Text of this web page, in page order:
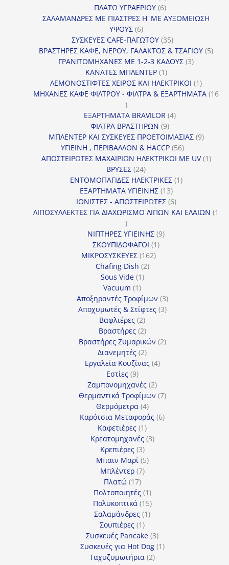
προϊόν
ΠΛΑΤΩ ΥΓΡΑΕΡΙΟΥ 66
προϊόντα
ΣΑΛΑΜΑΝΔΡΕΣ ΜΕ ΠΙΑΣΤΡΕΣ Η' ΜΕ ΑΥΞΟΜΕΙΩΣΗ
ΥΨΟΥΣ 66
προϊόντα
ΣΥΣΚΕΥΕΣ CAFE-ΠΑΓΩΤΟΥ 3535
προϊόντα
ΒΡΑΣΤΗΡΕΣ ΚΑΦΕ, ΝΕΡΟΥ, ΓΑΛΑΚΤΟΣ & ΤΣΑΓΙΟΥ 55
ΓΡΑΝΙΤΟΜΗΧΑΝΕΣ ΜΕ 1-2-3 ΚΑΔΟΥΣ 33
ΚΑΝΑΤΕΣ ΜΠΛΕΝΤΕΡ 11
προϊόν
ΛΕΜΟΝΟΣΤΙΦΤΕΣ ΧΕΙΡΟΣ ΚΑΙ ΗΛΕΚΤΡΙΚΟΙ 11
προϊόν
ΜΗΧΑΝΕΣ ΚΑΦΕ ΦΙΛΤΡΟΥ - ΦΙΛΤΡΑ & ΕΞΑΡΤΗΜΑΤΑ 16
16
προϊόντα
ΕΞΑΡΤΗΜΑΤΑ BRAVILOR 44
ΦΙΛΤΡΑ ΒΡΑΣΤΗΡΩΝ 99
προϊόντα
ΜΠΛΕΝΤΕΡ ΚΑΙ ΣΥΣΚΕΥΕΣ ΠΡΟΕΤΟΙΜΑΣΙΑΣ 99
ΥΓΙΕΙΝΗ , ΠΕΡΙΒΑΛΛΟΝ & HACCP 5656
προϊόντα
ΑΠΟΣΤΕΙΡΩΤΕΣ ΜΑΧΑΙΡΙΩΝ ΗΛΕΚΤΡΙΚΟΙ ΜΕ UV 11
ΒΡΥΣΕΣ 2424
προϊόντα
ΕΝΤΟΜΟΠΑΓΙΔΕΣ ΗΛΕΚΤΡΙΚΕΣ 11
ΕΞΑΡΤΗΜΑΤΑ ΥΓΙΕΙΝΗΣ 1313
προϊόντα
ΙΟΝΙΣΤΕΣ - ΑΠΟΣΤΕΙΡΩΤΕΣ 66
προϊόντα
ΛΙΠΟΣΥΛΛΕΚΤΕΣ ΓΙΑ ΔΙΑΧΩΡΙΣΜΟ ΛΙΠΩΝ ΚΑΙ ΕΛΑΙΩΝ 1
1
προϊόν
ΝΙΠΤΗΡΕΣ ΥΓΙΕΙΝΗΣ 99
ΣΚΟΥΠΙΔΟΦΑΓΟΙ 11
ΜΙΚΡΟΣΥΣΚΕΥΕΣ 162162
Chafing Dish 22
Sous Vide 11
Vacuum 11
προϊόν
Αποξηραντές Τροφίμων 33
προϊόντα
Αποχυμωτές & Στίφτες 33
Βαφλιέρες 22
προϊόντα
Βραστήρες 22
προϊόντα
Βραστήρες Ζυμαρικών 22
Διανεμητές 22
προϊόντα
Εργαλεία Κουζίνας 44
Εστίες 99
προϊόντα
Ζαμπονομηχανές 22
προϊόντα
Θερμαντικά Τροφίμων 77
Θερμόμετρα 44
προϊόντα
Καρότσια Μεταφοράς 66
Καφετιέρες 11
προϊόν
Κρεατομηχανές 33
Κρεπιέρες 33
προϊόντα
Μπαιν Μαρί 55
Μπλέντερ 77
Πλατώ 1717
προϊόντα
Πολτοποιητές 11
προϊόν
Πολυκοπτικά 1515
προϊόντα
Σαλαμάνδρες 11
Σουπιέρες 11
προϊόν
Συσκευές Pancake 33
προϊόντα
Συσκευές για Hot Dog 11
Ταχυζυμωτήρια 22